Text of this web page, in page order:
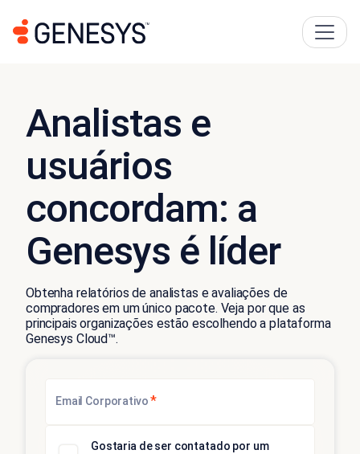
Analistas e
usuários
concordam: a
Genesys é líder
Obtenha relatórios de analistas e avaliações de
compradores em um único pacote. Veja por que as
principais organizações estão escolhendo a plataforma
Genesys Cloud™.
Email Corporativo*
Gostaria de ser contatado por um